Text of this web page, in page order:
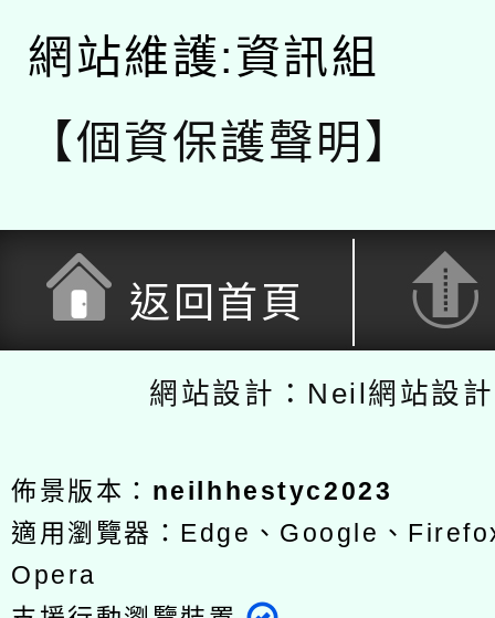
網站維護:資訊組
【個資保護聲明】
返回首頁
網站設計：Neil網站設
佈景版本： neilhhestyc2023
適用瀏覽器：Edge、Google、
Opera